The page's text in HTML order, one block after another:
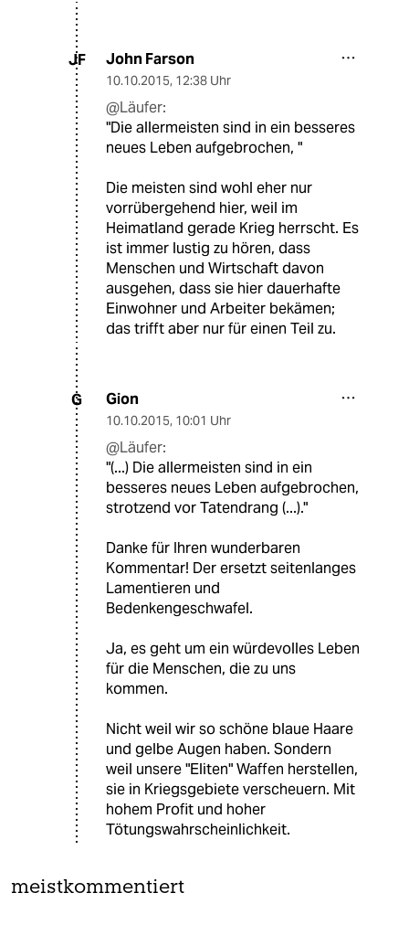
JF John Farson
10.10.2015, 12:38 Uhr
@Läufer:
"Die allermeisten sind in ein besseres
neues Leben aufgebrochen, "
Die meisten sind wohl eher nur
vorrübergehend hier, weil im
Heimatland gerade Krieg herrscht. Es
ist immer lustig zu hören, dass
Menschen und Wirtschaft davon
ausgehen, dass sie hier dauerhafte
Einwohner und Arbeiter bekämen;
das trifft aber nur für einen Teil zu.
G Gion
10.10.2015, 10:01 Uhr
@Läufer:
"(...) Die allermeisten sind in ein
besseres neues Leben aufgebrochen,
strotzend vor Tatendrang (...)."
Danke für Ihren wunderbaren
Kommentar! Der ersetzt seitenlanges
Lamentieren und
Bedenkengeschwafel.
Ja, es geht um ein würdevolles Leben
für die Menschen, die zu uns
kommen.
Nicht weil wir so schöne blaue Haare
und gelbe Augen haben. Sondern
weil unsere "Eliten" Waffen herstellen,
sie in Kriegsgebiete verscheuern. Mit
hohem Profit und hoher
Tötungswahrscheinlichkeit.
meistkommentiert